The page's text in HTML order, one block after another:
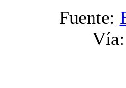
Fuente:
Vía: